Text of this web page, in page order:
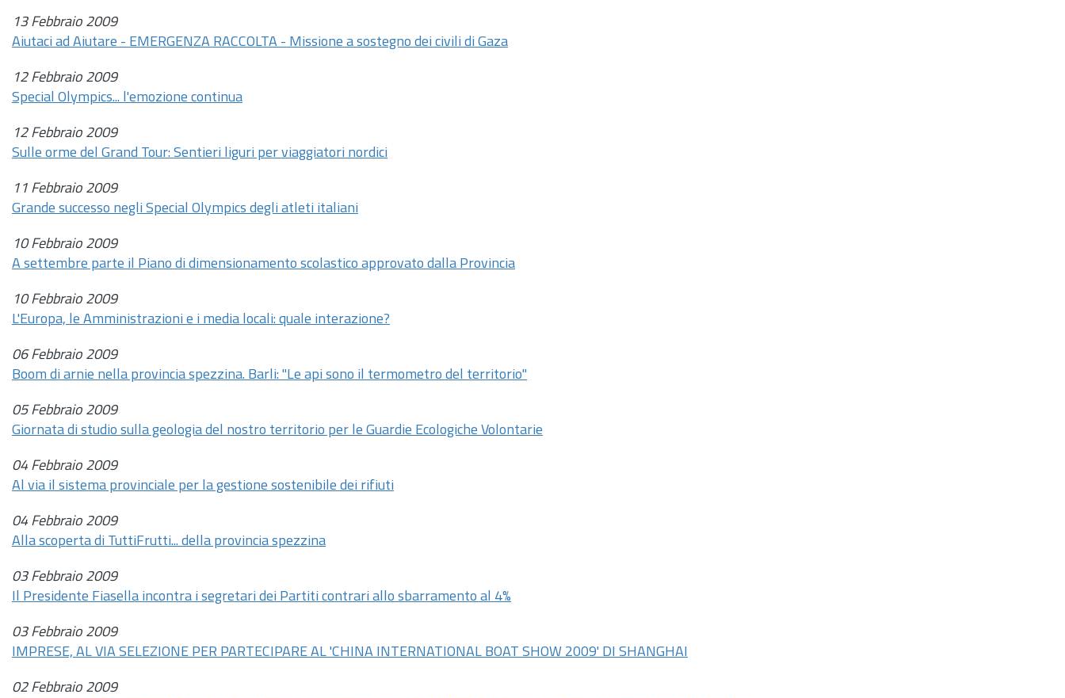
13 Febbraio 2009
Aiutaci ad Aiutare - EMERGENZA RACCOLTA - Missione a sostegno dei civili di Gaza
12 Febbraio 2009
Special Olympics... l'emozione continua
12 Febbraio 2009
Sulle orme del Grand Tour: Sentieri liguri per viaggiatori nordici
11 Febbraio 2009
Grande successo negli Special Olympics degli atleti italiani
10 Febbraio 2009
A settembre parte il Piano di dimensionamento scolastico approvato dalla Provincia
10 Febbraio 2009
L'Europa, le Amministrazioni e i media locali: quale interazione?
06 Febbraio 2009
Boom di arnie nella provincia spezzina. Barli: "Le api sono il termometro del territorio"
05 Febbraio 2009
Giornata di studio sulla geologia del nostro territorio per le Guardie Ecologiche Volontarie
04 Febbraio 2009
Al via il sistema provinciale per la gestione sostenibile dei rifiuti
04 Febbraio 2009
Alla scoperta di TuttiFrutti... della provincia spezzina
03 Febbraio 2009
Il Presidente Fiasella incontra i segretari dei Partiti contrari allo sbarramento al 4%
03 Febbraio 2009
IMPRESE, AL VIA SELEZIONE PER PARTECIPARE AL 'CHINA INTERNATIONAL BOAT SHOW 2009' DI SHANGHAI
02 Febbraio 2009